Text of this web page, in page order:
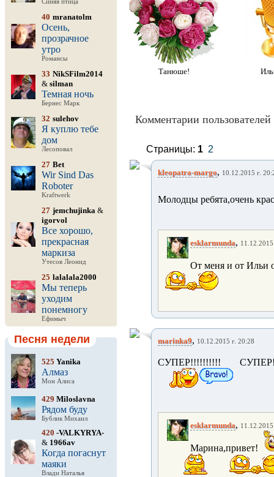
Синяя птица
40 mranatolm
Осень,
прозрачное
утро
Романсы
33 NikSFilm2014
& silman
Темная ночь
Бернес Марк
32 sulehov
Я куплю тебе
дом
Лесоповал
27 Bet
Wir Sind Das
Roboter
Kraftwerk
27 jemchujinka &
igorvol
Все хорошо,
прекрасная
маркиза
Утесов Леонид
25 lalalala2000
Мы теперь
уходим
понемногу
Ефимыч
Песня недели
525 Yanika
Алмаз
Мон Алиса
429 Miloslavna
Рядом буду
Бублик Михаил
420 -VALKYRYA-
& 1966av
Когда погаснут
маяки
Влади Наталья
Танюше!
Комментарии пользователей
Страницы: 1 2
kleopatra-margo, 10.12.2015 г.
Молодцы ребята,очень
esklarmunda,
От меня и от Ильи
marinka9, 10.12.2015 г. 20:28
СУПЕР!!!!!!!!!!
esklarmunda,
Марина,привет!